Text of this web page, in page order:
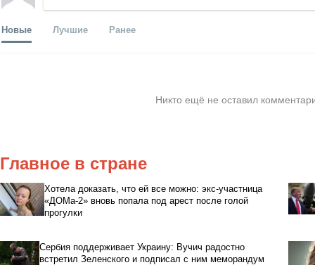
Новые Лучшие Ранее
Никто ещё не оставил
Главное в стране
Хотела доказать, что ей все можно: экс-участница
«ДОМа-2» вновь попала под арест после голой
прогулки
Сербия поддерживает Украину: Вучич радостно
встретил Зеленского и подписал с ним меморандум